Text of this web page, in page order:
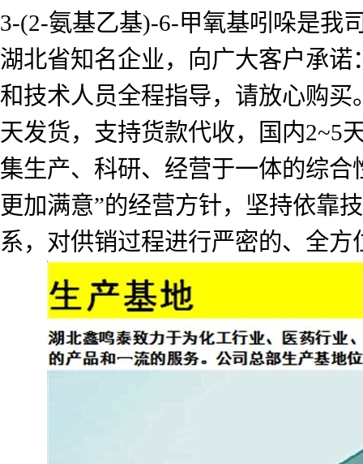
3-(2-氨基乙基)-6-甲氧基吲哚是我
湖北省知名企业，向广大客户承
和技术人员全程指导，请放心购
天发货，支持货款代收，国内2~5
集生产、科研、经营于一体的综
更加满意”的经营方针，坚持依靠
系，对供销过程进行严密的、全